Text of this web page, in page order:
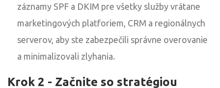
záznamy SPF a DKIM pre všetky služby vrátane
marketingových platforiem, CRM a regionálnych
serverov, aby ste zabezpečili správne overovanie
a minimalizovali zlyhania.
Krok 2 - Začnite so stratégiou